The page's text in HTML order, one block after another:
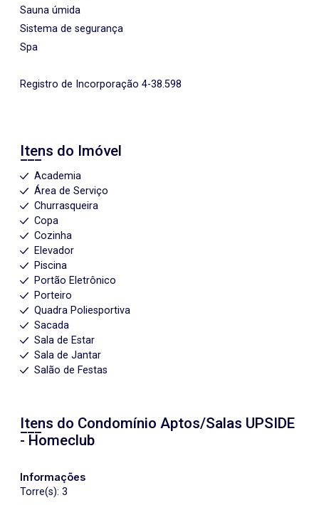
Sauna úmida
Sistema de segurança
Spa
Registro de Incorporação 4-38.598
Itens do Imóvel
Academia
Área de Serviço
Churrasqueira
Copa
Cozinha
Elevador
Piscina
Portão Eletrônico
Porteiro
Quadra Poliesportiva
Sacada
Sala de Estar
Sala de Jantar
Salão de Festas
Itens do Condomínio Aptos/Salas UPSIDE
- Homeclub
Informações
Torre(s): 3